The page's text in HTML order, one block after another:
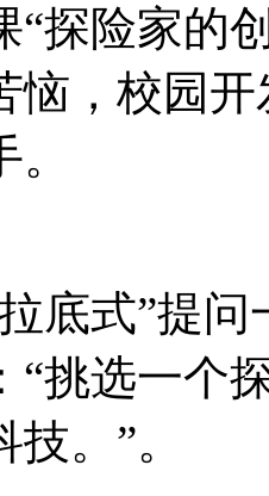
险家的创作
，校园
。
式”提问
选一个探
”。